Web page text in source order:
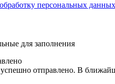
обработку персональных
для заполнения
отправлено. В